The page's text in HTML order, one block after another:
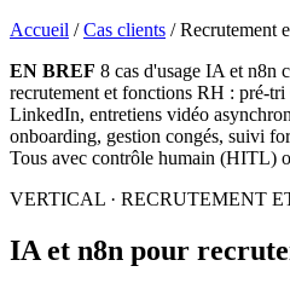
Accueil / Cas clients / Recrutement
EN BREF 8 cas d'usage IA et n8n
recrutement et fonctions RH : pré-
LinkedIn, entretiens vidéo
onboarding, gestion congés, suivi
Tous avec contrôle humain (HITL)
VERTICAL · RECRUTEMENT
IA et n8n pour